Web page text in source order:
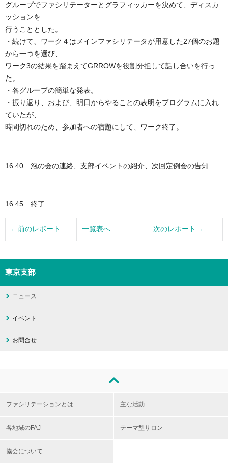
グループでファシリテーターとグラフィッカーを決めて、ディスカ
ッションを
行うこととした。
・続けて、ワーク４はメインファシリテータが用意した27個のお題
から一つを選び、
ワーク3の結果を踏まえてGRROWを役割分担して話し合いを行っ
た。
・各グループの簡単な発表。
・振り返り、および、明日からやることの表明をプログラムに入れ
ていたが、
時間切れのため、参加者への宿題にして、ワーク終了。
16:40 泡の会の連絡、支部イベントの紹介、次回定例会の告知
16:45 終了
←前のレポート 一覧表へ 次のレポート→
東京支部
ニュース
イベント
お問合せ
ファシリテーションとは 主な活動
各地域のFAJ テーマ型サロン
協会について